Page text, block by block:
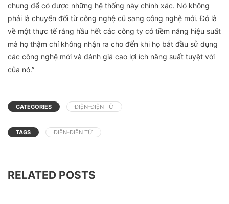
chung để có được những hệ thống này chính xác. Nó không
phải là chuyển đổi từ công nghệ cũ sang công nghệ mới. Đó là
về một thực tế rằng hầu hết các công ty có tiềm năng hiệu suất
mà họ thậm chí không nhận ra cho đến khi họ bắt đầu sử dụng
các công nghệ mới và đánh giá cao lợi ích năng suất tuyệt vời
của nó.”
CATEGORIES ĐIỆN-ĐIỆN TỬ
TAGS ĐIỆN-ĐIỆN TỬ
RELATED POSTS